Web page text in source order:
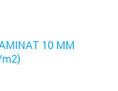
10 MM